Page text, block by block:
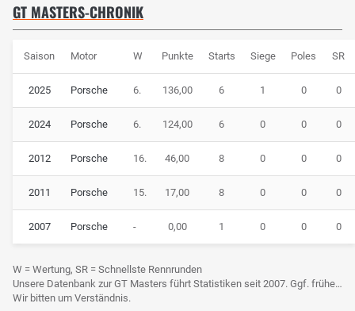
GT MASTERS-CHRONIK
Saison Motor W Punkte Starts Siege Poles SR
2025 Porsche 6. 136,00 6 1 0 0
2024 Porsche 6. 124,00 6 0 0 0
2012 Porsche 16. 46,00 8 0 0 0
2011 Porsche 15. 17,00 8 0 0 0
2007 Porsche - 0,00 1 0 0 0
W = Wertung, SR = Schnellste Rennrunden
Unsere Datenbank zur GT Masters führt Statistiken seit 2007. Ggf. frühere Daten sind derzeit noch nicht berücksichtigt.
Wir bitten um Verständnis.